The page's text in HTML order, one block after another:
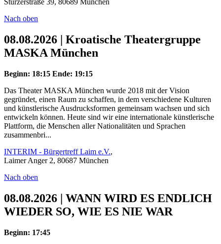
Stürzerstraße 39, 80689 München
Nach oben
08.08.2026 | Kroatische Theatergruppe
MASKA München
Beginn: 18:15 Ende: 19:15
Das Theater MASKA München wurde 2018 mit der Vision
gegründet, einen Raum zu schaffen, in dem verschiedene Kulturen
und künstlerische Ausdrucksformen gemeinsam wachsen und sich
entwickeln können. Heute sind wir eine internationale künstlerische
Plattform, die Menschen aller Nationalitäten und Sprachen
zusammenbri...
INTERIM - Bürgertreff Laim e.V.,
Laimer Anger 2, 80687 München
Nach oben
08.08.2026 | WANN WIRD ES ENDLICH
WIEDER SO, WIE ES NIE WAR
Beginn: 17:45